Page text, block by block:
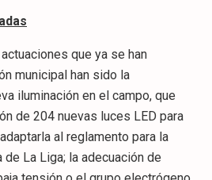
que ya se han
municipal han sido la
iluminación en el campo, que
de 204 nuevas luces LED para
al reglamento para la
La Liga; la adecuación de